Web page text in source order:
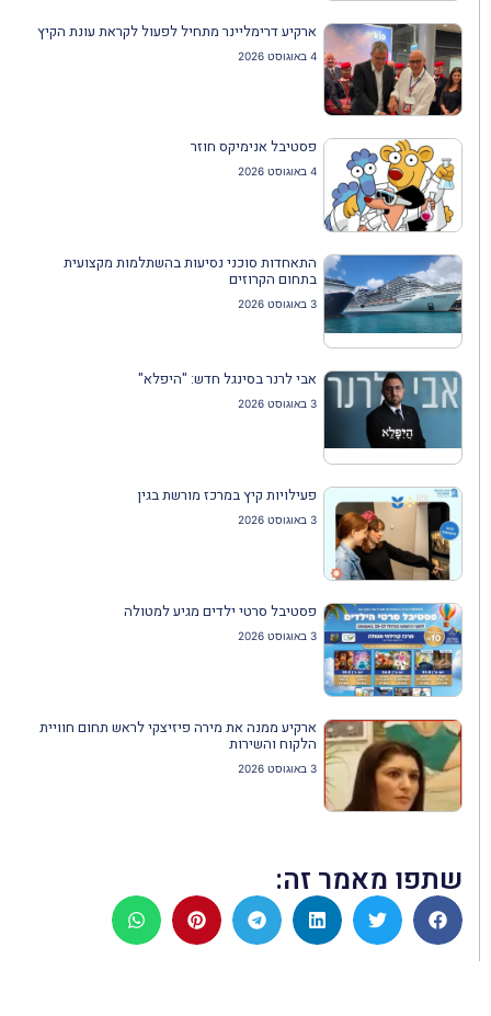
ארקיע דרימליינר מתחיל לפעול לקראת עונת הקיץ
4 באוגוסט 2026
פסטיבל אנימיקס חוזר
4 באוגוסט 2026
התאחדות סוכני נסיעות בהשתלמות מקצועית
בתחום הקרוזים
3 באוגוסט 2026
אבי לרנר בסינגל חדש: "היפלא"
3 באוגוסט 2026
פעילויות קיץ במרכז מורשת בגין
3 באוגוסט 2026
פסטיבל סרטי ילדים מגיע למטולה
3 באוגוסט 2026
ארקיע ממנה את מירה פיזיצקי לראש תחום חוויית
הלקוח והשירות
3 באוגוסט 2026
שתפו מאמר זה: